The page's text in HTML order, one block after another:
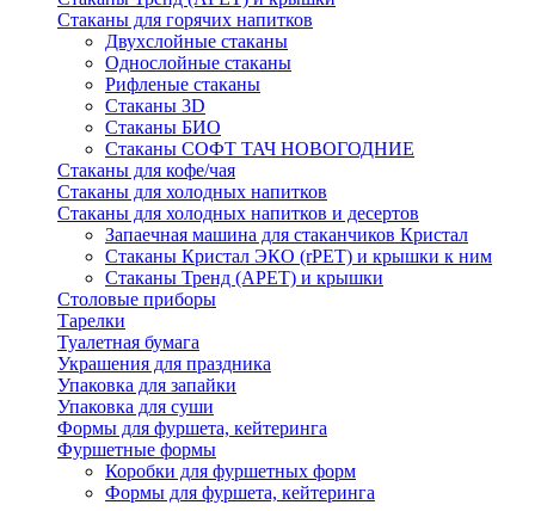
Стаканы для горячих напитков
Двухслойные стаканы
Однослойные стаканы
Рифленые стаканы
Стаканы 3D
Стаканы БИО
Стаканы СОФТ ТАЧ НОВОГОДНИЕ
Стаканы для кофе/чая
Стаканы для холодных напитков
Стаканы для холодных напитков и десертов
Запаечная машина для стаканчиков Кристал
Стаканы Кристал ЭКО (rPET) и крышки к ним
Стаканы Тренд (APET) и крышки
Столовые приборы
Тарелки
Туалетная бумага
Украшения для праздника
Упаковка для запайки
Упаковка для суши
Формы для фуршета, кейтеринга
Фуршетные формы
Коробки для фуршетных форм
Формы для фуршета, кейтеринга